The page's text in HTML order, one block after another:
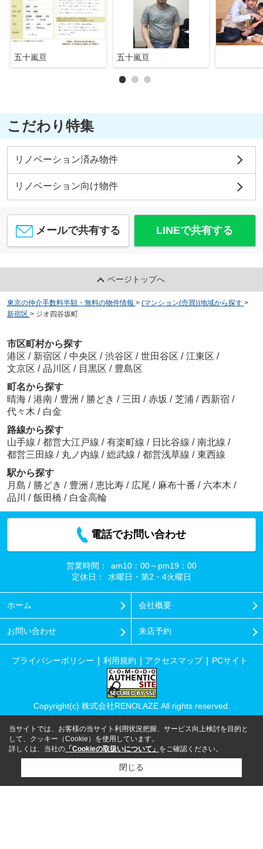
五十嵐亘 五十嵐亘
こだわり特集
リノベーション済み物件
リノベーション向け物件
メールで共有する LINEで共有する
ページトップへ
東京の仲介手数料半額・無料の物件情報 > (マンション(売買))地域から探す >
新宿区 > ジオ四谷坂町
市区町村から探す
港区 / 新宿区 / 中央区 / 渋谷区 / 世田谷区 / 江東区 /
文京区 / 品川区 / 目黒区 / 豊島区
町名から探す
晴海 / 港南 / 豊洲 / 勝どき / 三田 / 赤坂 / 芝浦 / 西新宿 /
代々木 / 白金
路線から探す
山手線 / 都営大江戸線 / 有楽町線 / 日比谷線 / 南北線 /
都営三田線 / 丸ノ内線 / 総武線 / 都営浅草線 / 東西線
駅から探す
月島 / 勝どき / 豊洲 / 恵比寿 / 広尾 / 麻布十番 / 六本木 /
品川 / 飯田橋 / 白金高輪
電話でお問い合わせ
営業時間：
am10：00～pm19：00
定休日：
水曜日・第2・4火曜日
ホーム 会社概要
お問い合わせ 来店予約
プライバシーポリシー 利用規約 アクセスマップ PCサイト
Copyright(c) 株式会社RENOLAZE All rights reserved.
当サイトでは、お客様の当サイト利用状況把握、サービス向上検討を目的と
して、クッキー（Cookie）を使用しています。
詳しくは、当社の 「Cookieの取扱いについて」 をご確認ください。
閉じる